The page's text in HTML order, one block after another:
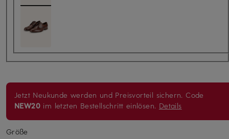
Jetzt Neukunde werden und Preisvorteil sichern. Code
NEW20 im letzten Bestellschritt einlösen. Details
Größe